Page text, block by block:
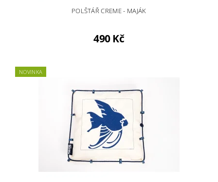
POLŠTÁŘ CREME - MAJÁK
490 Kč
NOVINKA